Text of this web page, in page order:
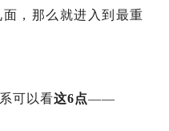
，那么就进入到最重
可以看这6点——